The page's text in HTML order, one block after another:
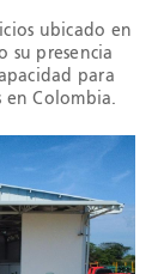
ubicado en
su presencia
para
Colombia.